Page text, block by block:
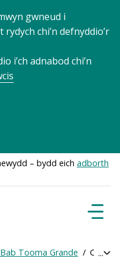
gwneud i
chi’n defnyddio’r
i’ch adnabod chi’n
– bydd eich adborth
Bab Tooma Grande Cael